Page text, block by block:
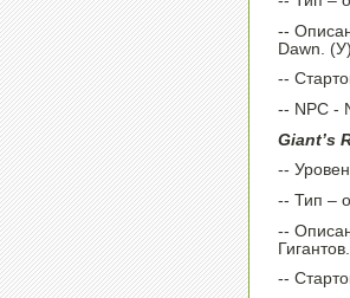
--
Dawn.
--
-- NPC -
Giant’s
--
-- Тип –
--
--